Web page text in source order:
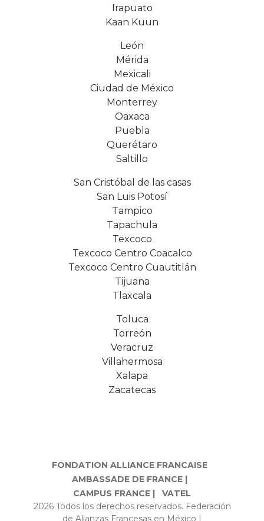
Irapuato
Kaan Kuun
León
Mérida
Mexicali
Ciudad de México
Monterrey
Oaxaca
Puebla
Querétaro
Saltillo
San Cristóbal de las casas
San Luis Potosí
Tampico
Tapachula
Texcoco
Texcoco Centro Coacalco
Texcoco Centro Cuautitlán
Tijuana
Tlaxcala
Toluca
Torreón
Veracruz
Villahermosa
Xalapa
Zacatecas
FONDATION ALLIANCE FRANCAISE
AMBASSADE DE FRANCE |
CAMPUS FRANCE |
VATEL
2026 Todos los derechos reservados. Federación
de Alianzas Francesas en México |